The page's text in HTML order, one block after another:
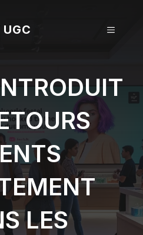
MENU
LES